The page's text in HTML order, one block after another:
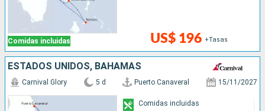
Comidas incluidas US$ 196 +Tasas
ESTADOS UNIDOS, BAHAMAS
Carnival Glory 5 d Puerto Canaveral 15/11/2027
Comidas incluidas